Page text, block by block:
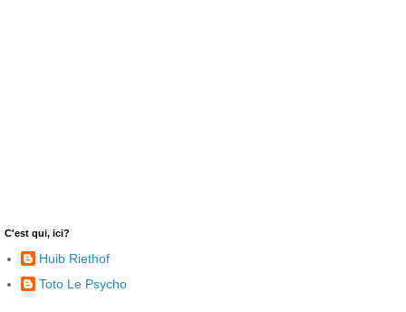
C'est qui, ici?
Huib Riethof
Toto Le Psycho